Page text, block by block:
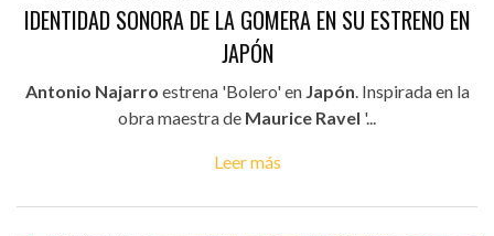
IDENTIDAD SONORA DE LA GOMERA EN SU ESTRENO EN
JAPÓN
Antonio Najarro estrena 'Bolero' en Japón. Inspirada en la
obra maestra de Maurice Ravel '...
Leer más